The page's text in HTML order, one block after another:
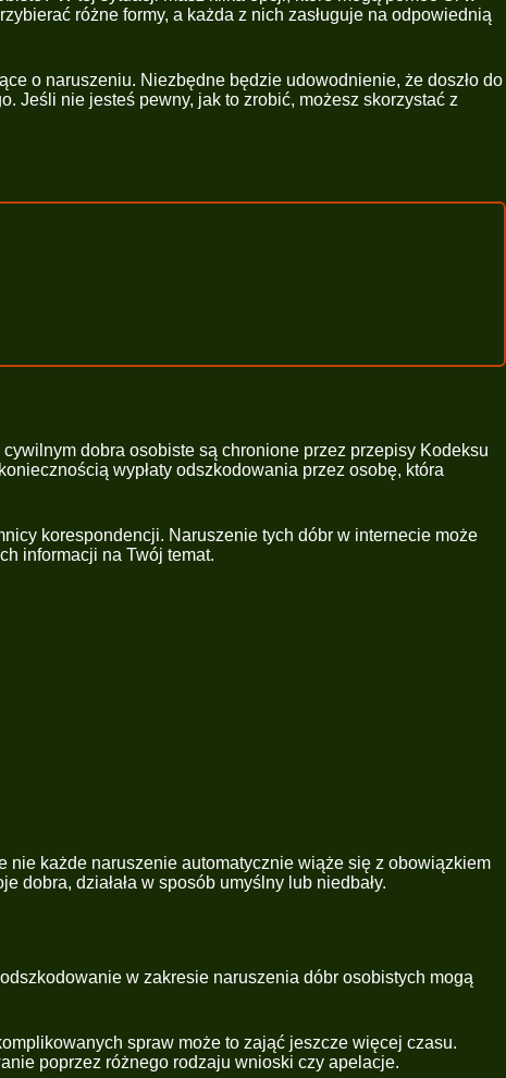
różne formy, a każda z nich zasługuje na odpowiednią
o naruszeniu. Niezbędne będzie udowodnienie, że doszło do
Jeśli nie jesteś pewny, jak to zrobić, możesz skorzystać z
dobra osobiste są chronione przez przepisy Kodeksu
wypłaty odszkodowania przez osobę, która
korespondencji. Naruszenie tych dóbr w internecie może
informacji na Twój temat.
każde naruszenie automatycznie wiąże się z obowiązkiem
dobra, działała w sposób umyślny lub niedbały.
w zakresie naruszenia dóbr osobistych mogą
spraw może to zająć jeszcze więcej czasu.
poprzez różnego rodzaju wnioski czy apelacje.